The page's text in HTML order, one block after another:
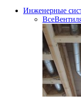
Инженерные
Все